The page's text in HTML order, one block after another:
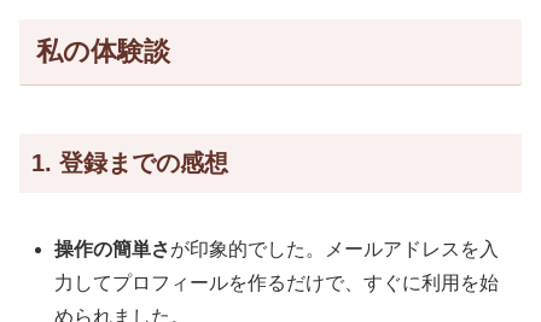
私の体験談
1. 登録までの感想
操作の簡単さが印象的でした。メールアドレスを入
力してプロフィールを作るだけで、すぐに利用を始
められました。